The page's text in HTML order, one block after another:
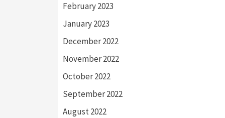
February 2023
January 2023
December 2022
November 2022
October 2022
September 2022
August 2022